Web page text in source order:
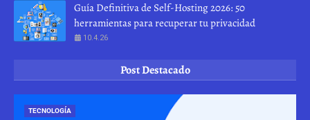
Guía Definitiva de Self-Hosting 2026: 50
herramientas para recuperar tu privacidad
10.4.26
Post Destacado
TECNOLOGÍA